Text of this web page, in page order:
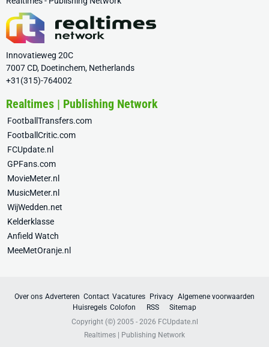
Innovatieweg 20C
7007 CD, Doetinchem, Netherlands
+31(315)-764002
Realtimes | Publishing Network
FootballTransfers.com
FootballCritic.com
FCUpdate.nl
GPFans.com
MovieMeter.nl
MusicMeter.nl
WijWedden.net
Kelderklasse
Anfield Watch
MeeMetOranje.nl
Over ons Adverteren Contact Vacatures Privacy Algemene voorwaarden
Huisregels Colofon RSS
Sitemap
Copyright (©) 2005 - 2026 FCUpdate.nl
Realtimes | Publishing Network